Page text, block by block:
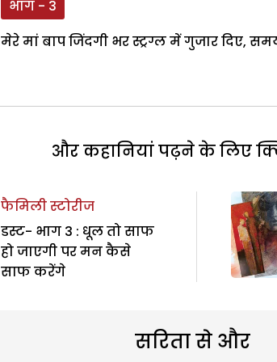
भाग - 3
मेरे मां बाप जिंदगी भर स्ट्रग्ल में गुजार दिए,
और कहानियां पढ़ने के लिए
फैमिली स्टोरीज
डस्ट- भाग 3 : धूल तो साफ
हो जाएगी पर मन कैसे
साफ करेंगे
सरिता से और